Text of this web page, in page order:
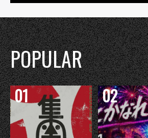
POPULAR